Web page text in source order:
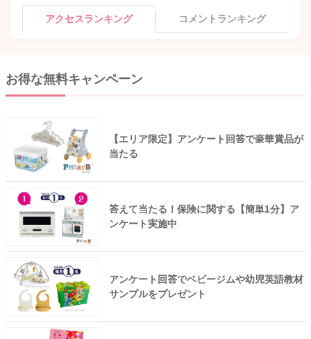
アクセスランキング コメントランキング
お得な無料キャンペーン
【エリア限定】アンケート回答で豪華賞品が
当たる
答えて当たる！保険に関する【簡単1分】ア
ンケート実施中
アンケート回答でベビージムや幼児英語教材
サンプルをプレゼント